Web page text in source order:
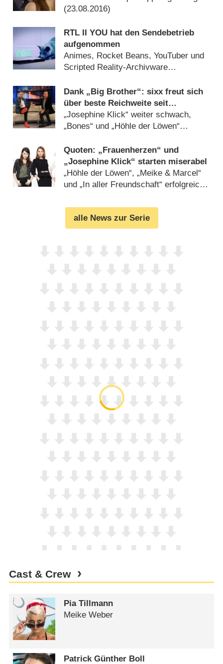
(23.08.2016)
RTL II YOU hat den Sendebetrieb
aufgenommen
Animes, Rocket Beans, YouTuber und
Scripted Reality-Archivware
Dank „Big Brother“: sixx freut sich
über beste Reichweite seit
Sendestart
„Josephine Klick“ weiter schwach,
„Bones“ und „Höhle der Löwen“
Quoten: „Frauenherzen“ und
„Josephine Klick“ starten miserabel
„Höhle der Löwen“, „Meike & Marcel“
und „In aller Freundschaft“ erfolgreich
alle News zur Serie
Cast & Crew
Pia Tillmann
Meike Weber
Patrick Günther Boll